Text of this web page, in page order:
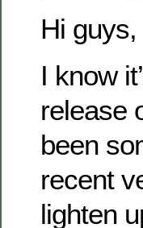
Hi guys,
I know
release
been
recent
lighten